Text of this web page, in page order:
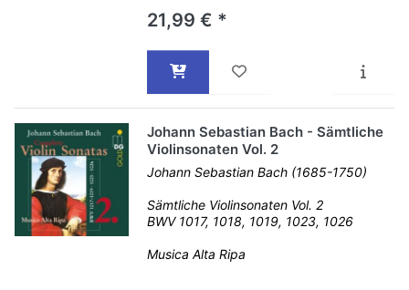
21,99 € *
Johann Sebastian Bach - Sämtliche
Violinsonaten Vol. 2
Johann Sebastian Bach (1685-1750)
Sämtliche Violinsonaten Vol. 2
BWV 1017, 1018, 1019, 1023, 1026
Musica Alta Ripa